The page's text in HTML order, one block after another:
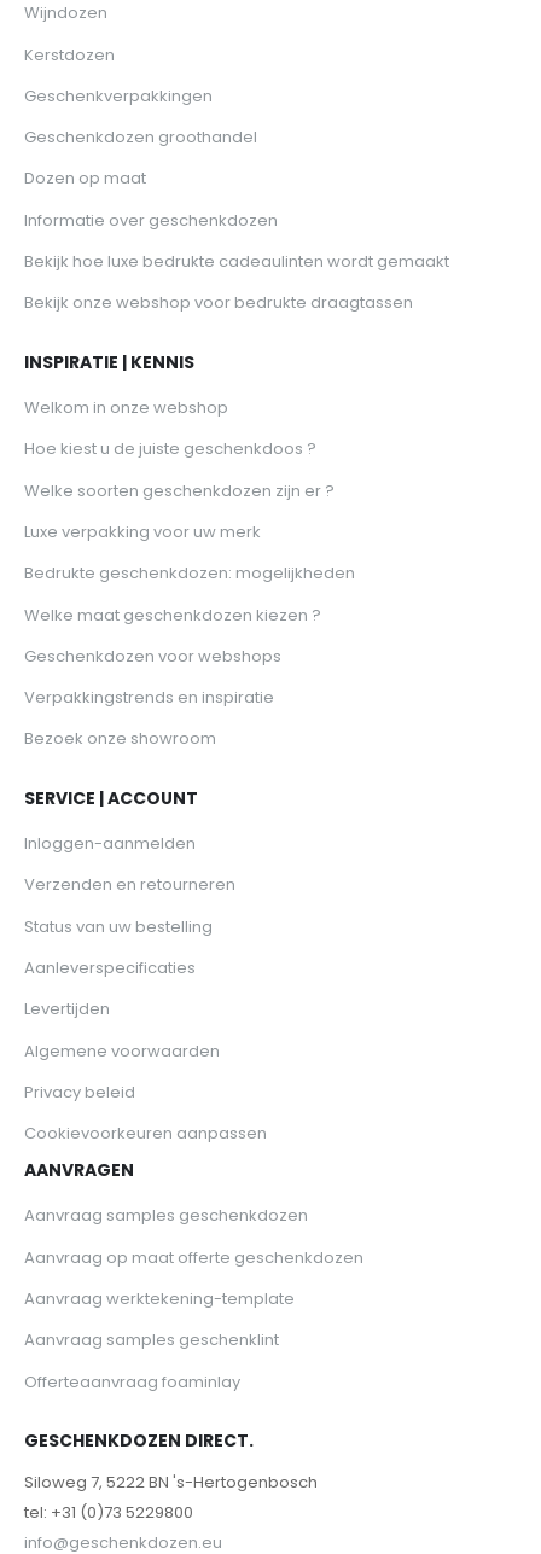
Wijndozen
Kerstdozen
Geschenkverpakkingen
Geschenkdozen groothandel
Dozen op maat
Informatie over geschenkdozen
Bekijk hoe luxe bedrukte cadeaulinten wordt gemaakt
Bekijk onze webshop voor bedrukte draagtassen
INSPIRATIE | KENNIS
Welkom in onze webshop
Hoe kiest u de juiste geschenkdoos ?
Welke soorten geschenkdozen zijn er ?
Luxe verpakking voor uw merk
Bedrukte geschenkdozen: mogelijkheden
Welke maat geschenkdozen kiezen ?
Geschenkdozen voor webshops
Verpakkingstrends en inspiratie
Bezoek onze showroom
SERVICE | ACCOUNT
Inloggen-aanmelden
Verzenden en retourneren
Status van uw bestelling
Aanleverspecificaties
Levertijden
Algemene voorwaarden
Privacy beleid
Cookievoorkeuren aanpassen
AANVRAGEN
Aanvraag samples geschenkdozen
Aanvraag op maat offerte geschenkdozen
Aanvraag werktekening-template
Aanvraag samples geschenklint
Offerteaanvraag foaminlay
GESCHENKDOZEN DIRECT.
Siloweg 7, 5222 BN 's-Hertogenbosch
tel: +31 (0)73 5229800
info@geschenkdozen.eu